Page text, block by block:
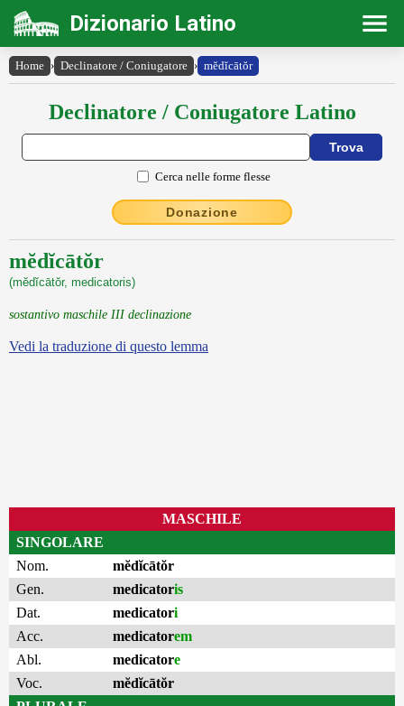
Dizionario Latino
Home › Declinatore / Coniugatore › mĕdĭcātŏr
Declinatore / Coniugatore Latino
Cerca nelle forme flesse
Donazione
mĕdĭcātŏr
(mĕdĭcātŏr, medicatoris)
sostantivo maschile III declinazione
Vedi la traduzione di questo lemma
MASCHILE
SINGOLARE
Nom.
mĕdĭcātŏr
Gen.
medicatoris
Dat.
medicatori
Acc.
medicatorem
Abl.
medicatore
Voc.
mĕdĭcātŏr